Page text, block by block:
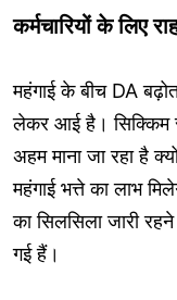
कर्मचारियों के लिए
महंगाई के बीच DA
लेकर आई है। सिक्किम
अहम माना जा रहा है
महंगाई भत्ते का लाभ
का सिलसिला जारी
गई हैं।